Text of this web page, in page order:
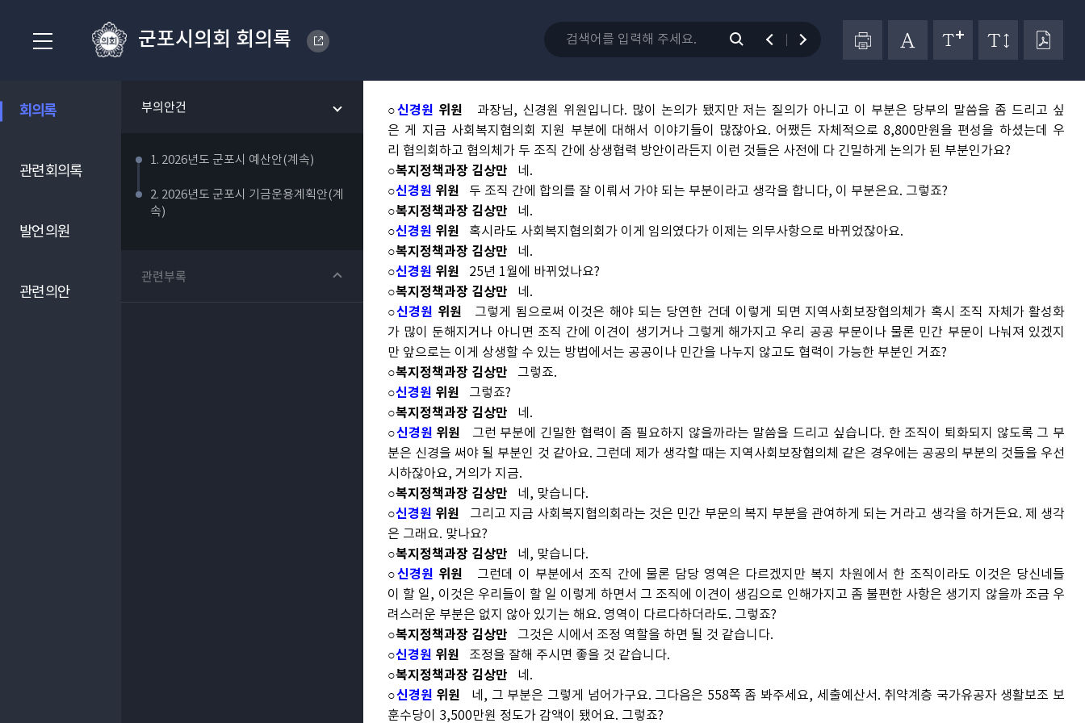
군포시의회 회의록
회의록 부의안건
1. 2026년도 군포시 예산안(계속)
2. 2026년도 군포시 기금운용계획안(계
속)
관련부록
관련 회의록
발언 의원
관련 의안
시는 것도 하나의 방법이라고 생각이 됩니다.
○신경원 위원 과장님, 신경원 위원입니다. 많이 논의가 됐지만 저는 질의가 아니고 이 부분은 당부의 말씀을 좀 드리고 싶
은 게 지금 사회복지협의회 지원 부분에 대해서 이야기들이 많잖아요. 어쨌든 자체적으로 8,800만원을 편성을 하셨는데 우
리 협의회하고 협의체가 두 조직 간에 상생협력 방안이라든지 이런 것들은 사전에 다 긴밀하게 논의가 된 부분인가요?
○복지정책과장 김상만 네.
○신경원 위원 두 조직 간에 합의를 잘 이뤄서 가야 되는 부분이라고 생각을 합니다, 이 부분은요. 그렇죠?
○복지정책과장 김상만 네.
○신경원 위원 혹시라도 사회복지협의회가 이게 임의였다가 이제는 의무사항으로 바뀌었잖아요.
○복지정책과장 김상만 네.
○신경원 위원 25년 1월에 바뀌었나요?
○복지정책과장 김상만 네.
○신경원 위원 그렇게 됨으로써 이것은 해야 되는 당연한 건데 이렇게 되면 지역사회보장협의체가 혹시 조직 자체가 활성화
가 많이 둔해지거나 아니면 조직 간에 이견이 생기거나 그렇게 해가지고 우리 공공 부문이나 물론 민간 부문이 나눠져 있겠지
만 앞으로는 이게 상생할 수 있는 방법에서는 공공이나 민간을 나누지 않고도 협력이 가능한 부분인 거죠?
○복지정책과장 김상만 그렇죠.
○신경원 위원 그렇죠?
○복지정책과장 김상만 네.
○신경원 위원 그런 부분에 긴밀한 협력이 좀 필요하지 않을까라는 말씀을 드리고 싶습니다. 한 조직이 퇴화되지 않도록 그 부
분은 신경을 써야 될 부분인 것 같아요. 그런데 제가 생각할 때는 지역사회보장협의체 같은 경우에는 공공의 부분의 것들을 우선
시하잖아요, 거의가 지금.
○복지정책과장 김상만 네, 맞습니다.
○신경원 위원 그리고 지금 사회복지협의회라는 것은 민간 부문의 복지 부분을 관여하게 되는 거라고 생각을 하거든요. 제 생각
은 그래요. 맞나요?
○복지정책과장 김상만 네, 맞습니다.
○신경원 위원 그런데 이 부분에서 조직 간에 물론 담당 영역은 다르겠지만 복지 차원에서 한 조직이라도 이것은 당신네들
이 할 일, 이것은 우리들이 할 일 이렇게 하면서 그 조직에 이견이 생김으로 인해가지고 좀 불편한 사항은 생기지 않을까 조금 우
려스러운 부분은 없지 않아 있기는 해요. 영역이 다르다하더라도. 그렇죠?
○복지정책과장 김상만 그것은 시에서 조정 역할을 하면 될 것 같습니다.
○신경원 위원 조정을 잘해 주시면 좋을 것 같습니다.
○복지정책과장 김상만 네.
○신경원 위원 네, 그 부분은 그렇게 넘어가구요. 그다음은 558쪽 좀 봐주세요, 세출예산서. 취약계층 국가유공자 생활보조 보
훈수당이 3,500만원 정도가 감액이 됐어요. 그렇죠?